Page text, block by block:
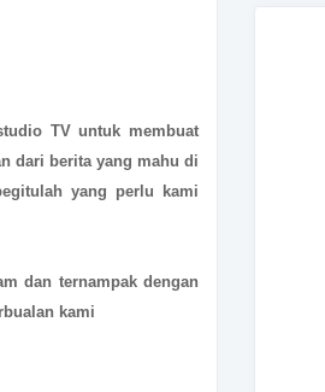
TV untuk membuat
dari berita yang mahu di
yang perlu kami
dan ternampak dengan
kami